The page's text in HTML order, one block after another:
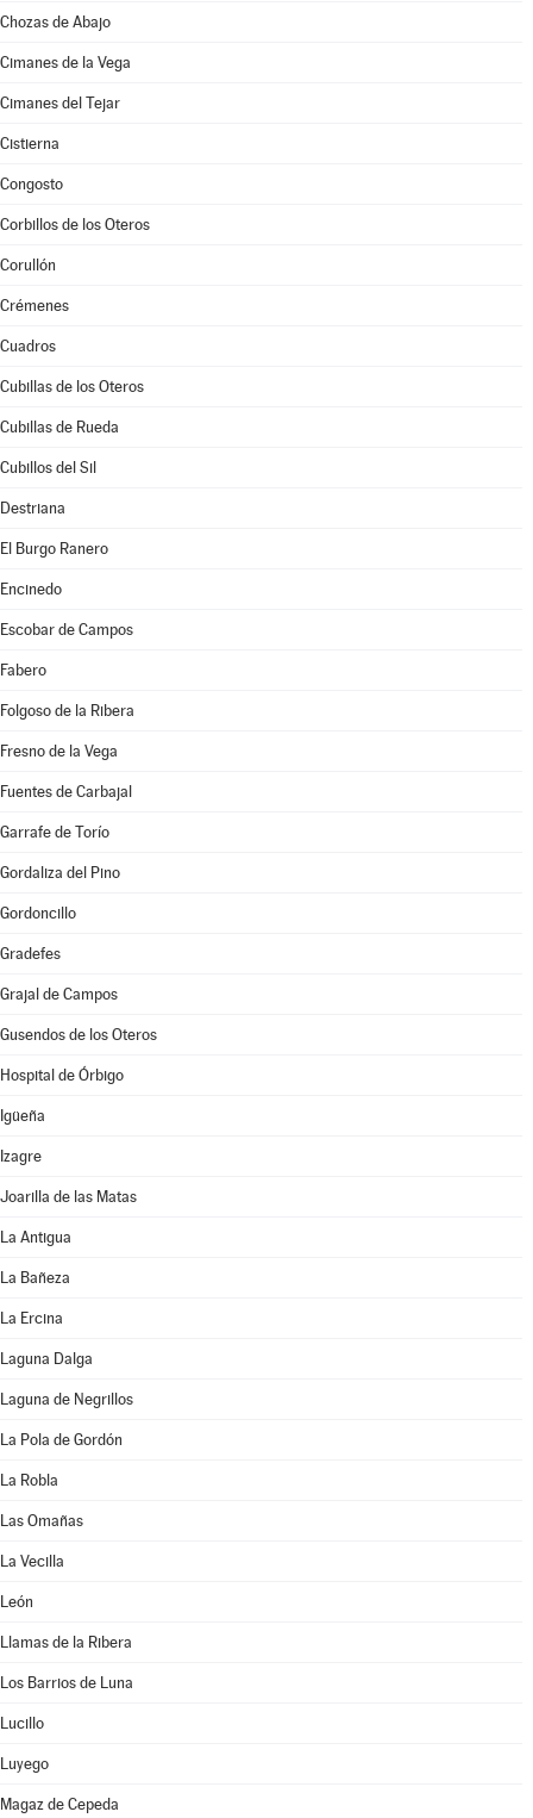
Chozas de Abajo
Cimanes de la Vega
Cimanes del Tejar
Cistierna
Congosto
Corbillos de los Oteros
Corullón
Crémenes
Cuadros
Cubillas de los Oteros
Cubillas de Rueda
Cubillos del Sil
Destriana
El Burgo Ranero
Encinedo
Escobar de Campos
Fabero
Folgoso de la Ribera
Fresno de la Vega
Fuentes de Carbajal
Garrafe de Torío
Gordaliza del Pino
Gordoncillo
Gradefes
Grajal de Campos
Gusendos de los Oteros
Hospital de Órbigo
Igüeña
Izagre
Joarilla de las Matas
La Antigua
La Bañeza
La Ercina
Laguna Dalga
Laguna de Negrillos
La Pola de Gordón
La Robla
Las Omañas
La Vecilla
León
Llamas de la Ribera
Los Barrios de Luna
Lucillo
Luyego
Magaz de Cepeda